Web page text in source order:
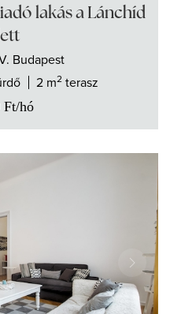
lakás a Lánchíd
Budapest
2 m2 terasz
Ft/hó